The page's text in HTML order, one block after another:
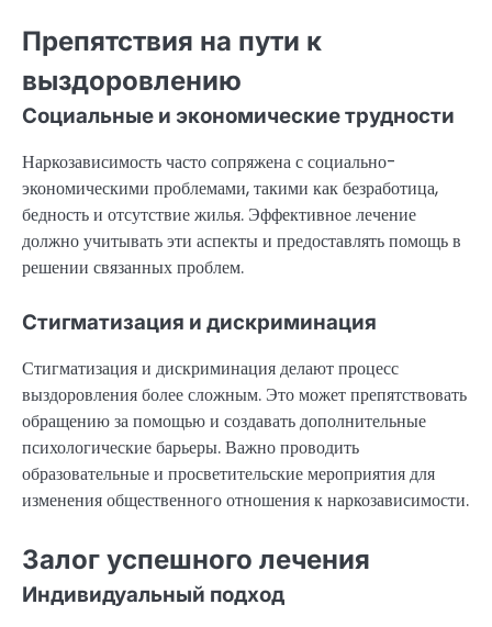
Препятствия на пути к
выздоровлению
Социальные и экономические трудности
Наркозависимость часто сопряжена с социально-
экономическими проблемами, такими как безработица,
бедность и отсутствие жилья. Эффективное лечение
должно учитывать эти аспекты и предоставлять помощь в
решении связанных проблем.
Стигматизация и дискриминация
Стигматизация и дискриминация делают процесс
выздоровления более сложным. Это может препятствовать
обращению за помощью и создавать дополнительные
психологические барьеры. Важно проводить
образовательные и просветительские мероприятия для
изменения общественного отношения к наркозависимости.
Залог успешного лечения
Индивидуальный подход